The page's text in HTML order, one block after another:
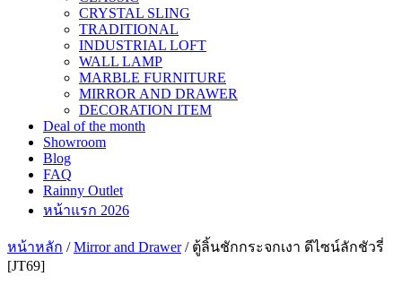
CRYSTAL SLING
TRADITIONAL
INDUSTRIAL LOFT
WALL LAMP
MARBLE FURNITURE
MIRROR AND DRAWER
DECORATION ITEM
Deal of the month
Showroom
Blog
FAQ
Rainny Outlet
หน้าแรก 2026
หน้าหลัก /Mirror and Drawer/ ตู้ลิ้นชักกระจกเงา ดีไซน์ลักชัวรี่
[JT69]